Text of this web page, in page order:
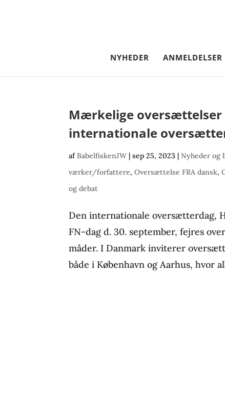
NYHEDER ANMELDELSER
Mærkelige oversættelser
internationale
afBabelfiskenJW |sep 25, 2023 |Nyheder og
værker/forfattere,Oversættelse FRA dansk,
og debat
Den internationale oversætterdag,
FN-dag d. 30. september, fejres
måder. I Danmark inviterer
både i København og Aarhus, hvor